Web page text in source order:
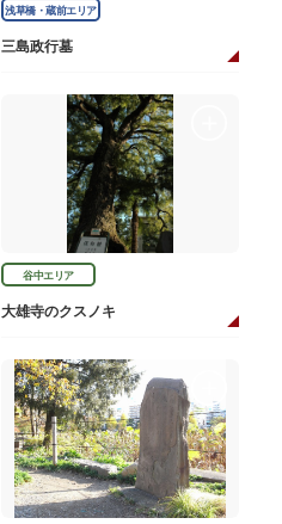
浅草橋・蔵前エリア
三島政行墓
谷中エリア
大雄寺のクスノキ